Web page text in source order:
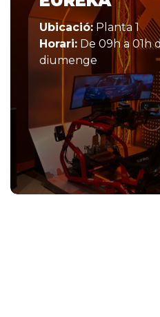
Ubicació: Planta 1
Horari: De 09h a 01h
diumenge